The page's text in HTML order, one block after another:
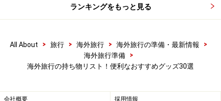
保安官が所有者の同意なしに開錠して、スーツケースの
中身を保安点検できるしくみで、アメリカ入国の際に義
ックが組み込みになったものが便利です。また、TSAロ
ックが組み込まれていないスーツケースの場合、施錠を
ランキングをもっと見る
All About > 旅行 > 海外旅行 > 海外旅行の準備・最新情報
>
海外旅行準備
>
海外旅行の持ち物リスト！便利なおすすめグッズ30選
会社概要 採用情報